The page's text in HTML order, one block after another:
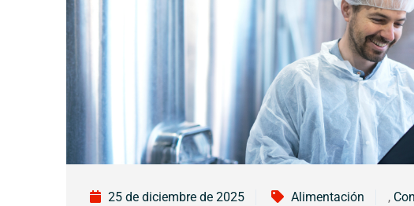
25 de diciembre de 2025 Alimentación ,